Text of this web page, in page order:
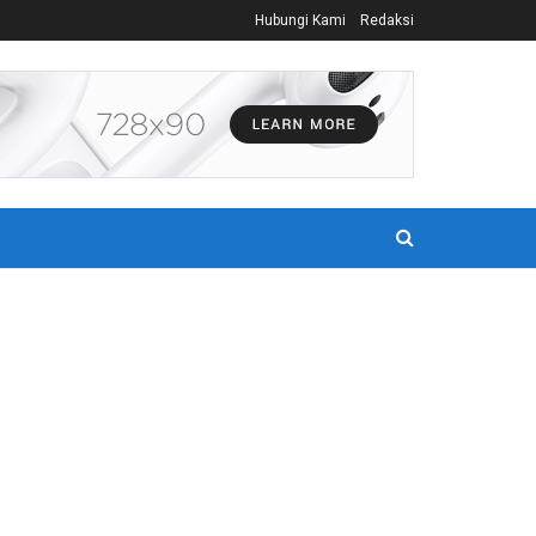
Hubungi Kami Redaksi